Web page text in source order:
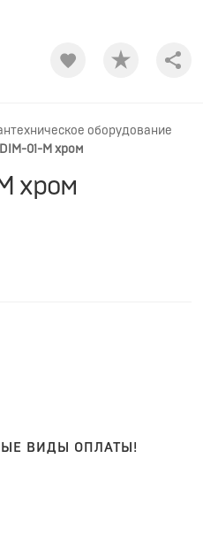
оборудование
01-M хром
хром
ВИДЫ ОПЛАТЫ!